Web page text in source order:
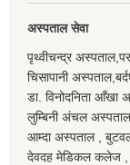
अस्पताल सेवा
पृथ्वीचन्द्र
चिसापानी
डा. विनोदनिता आँखा
लुम्बिनी अंचल
आम्दा अस्पताल ,
देवदह मेडिकल कलेज